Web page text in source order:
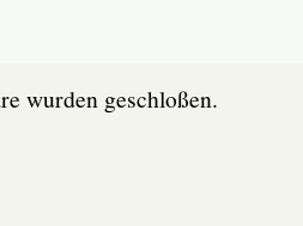
wurden geschloßen.